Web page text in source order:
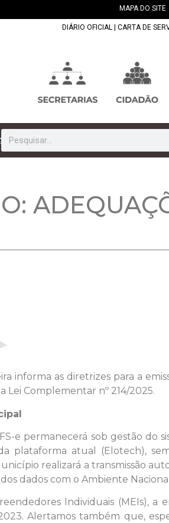
MAPA DO SITE
DIÁRIO OFICIAL CARTA DE
informa as diretrizes para a
Lei Complementar nº 214/2025.
e permanecerá sob gestão do
plataforma atual (Elotech),
realizará a transmissão
dados com o Ambiente
Individuais (MEIs),
Alertamos também que,